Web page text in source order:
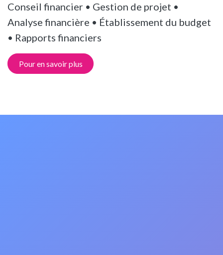
Conseil financier • Gestion de projet •
Analyse financière • Établissement du budget
• Rapports financiers
Pour en savoir plus